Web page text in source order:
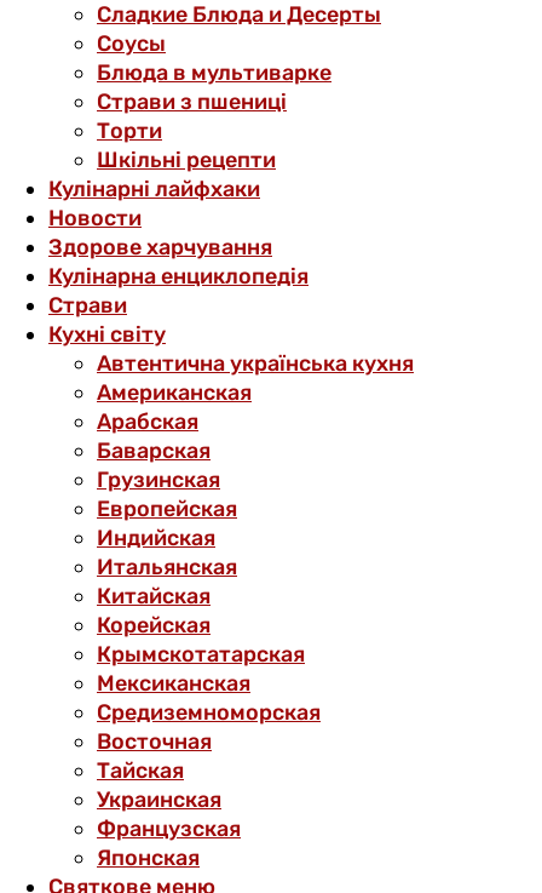
Сладкие Блюда и Десерты
Соусы
Блюда в мультиварке
Страви з пшениці
Торти
Шкільні рецепти
Кулінарні лайфхаки
Новости
Здорове харчування
Кулінарна енциклопедія
Страви
Кухні світу
Автентична українська кухня
Американская
Арабская
Баварская
Грузинская
Европейская
Индийская
Итальянская
Китайская
Корейская
Крымскотатарская
Мексиканская
Средиземноморская
Восточная
Тайская
Украинская
Французская
Японская
Святкове меню